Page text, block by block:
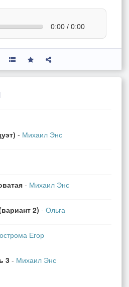
0:00 / 0:00
- Михаил Энс
- Михаил Энс
2) - Ольга
Егор
3- Михаил Энс